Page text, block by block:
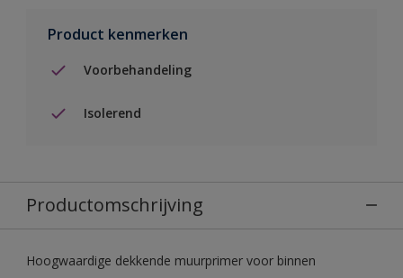
Product kenmerken
Voorbehandeling
Isolerend
Productomschrijving
Hoogwaardige dekkende muurprimer voor binnen